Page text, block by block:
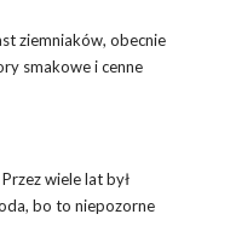
ziemniaków, obecnie
smakowe i cenne
wiele lat był
bo to niepozorne